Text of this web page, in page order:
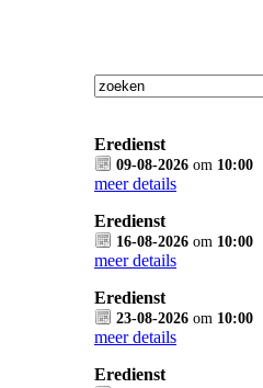
Eredienst
09-08-2026 om 10:00
meer details
Eredienst
16-08-2026 om 10:00
meer details
Eredienst
23-08-2026 om 10:00
meer details
Eredienst